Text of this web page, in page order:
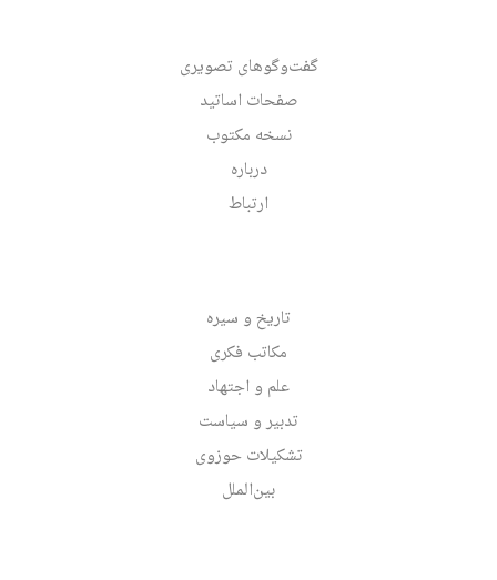
گفت‌وگوهای تصویری
صفحات اساتید
نسخه مکتوب
درباره
ارتباط
تاریخ و سیره
مکاتب فکری
علم و اجتهاد
تدبیر و سیاست
تشکیلات حوزوی
بین‌الملل